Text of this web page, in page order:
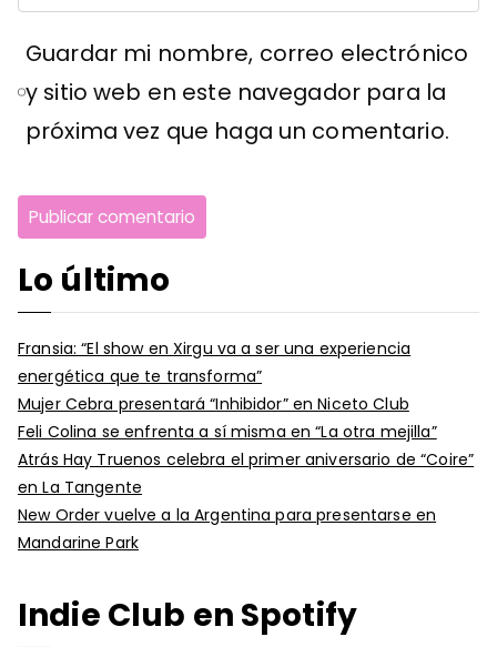
Guardar mi nombre, correo electrónico
y sitio web en este navegador para la
próxima vez que haga un comentario.
Lo último
Fransia: “El show en Xirgu va a ser una experiencia
energética que te transforma”
Mujer Cebra presentará “Inhibidor” en Niceto Club
Feli Colina se enfrenta a sí misma en “La otra mejilla”
Atrás Hay Truenos celebra el primer aniversario de “Coire”
en La Tangente
New Order vuelve a la Argentina para presentarse en
Mandarine Park
Indie Club en Spotify